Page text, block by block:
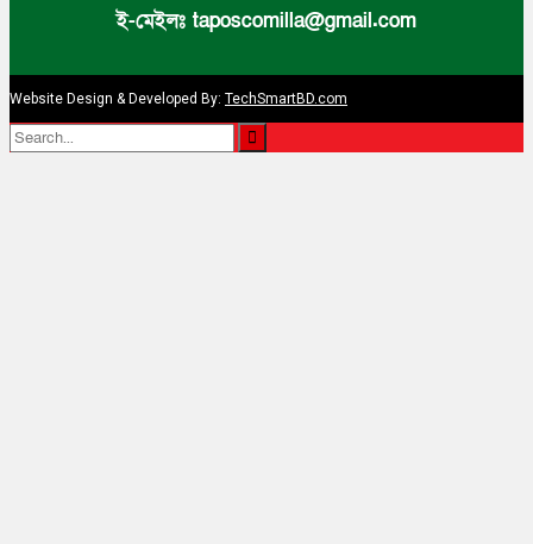
ই-মেইলঃ taposcomilla@gmail.com
Website Design & Developed By: TechSmartBD.com